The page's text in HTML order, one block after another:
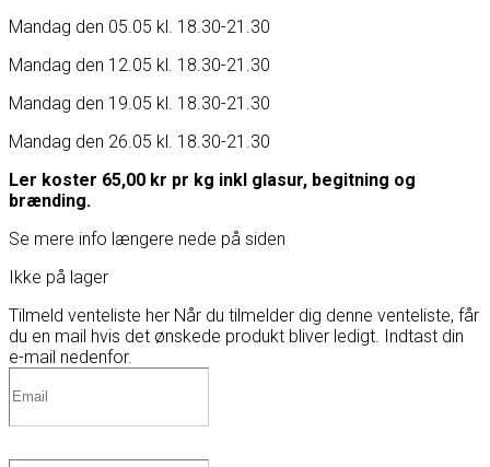
Mandag den 05.05 kl. 18.30-21.30
Mandag den 12.05 kl. 18.30-21.30
Mandag den 19.05 kl. 18.30-21.30
Mandag den 26.05 kl. 18.30-21.30
Ler koster 65,00 kr pr kg inkl glasur, begitning og
brænding.
Se mere info længere nede på siden
Ikke på lager
Tilmeld venteliste her Når du tilmelder dig denne venteliste, får
du en mail hvis det ønskede produkt bliver ledigt. Indtast din
e-mail nedenfor.